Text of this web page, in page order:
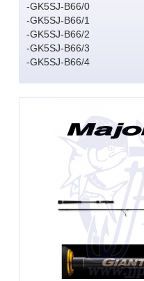
-GK5SJ-B66/0
-GK5SJ-B66/1
-GK5SJ-B66/2
-GK5SJ-B66/3
-GK5SJ-B66/4